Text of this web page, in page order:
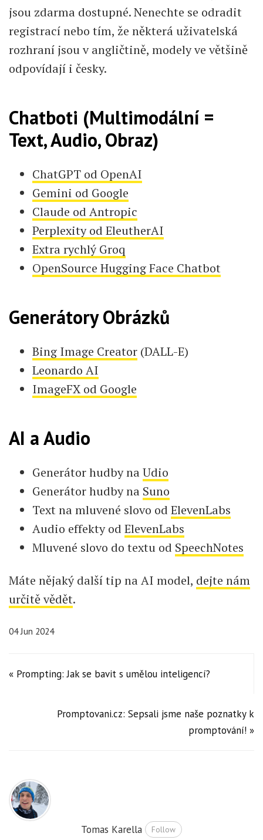
jsou zdarma dostupné. Nenechte se odradit
registrací nebo tím, že některá uživatelská
rozhraní jsou v angličtině, modely ve většině
odpovídají i česky.
Chatboti (Multimodální =
Text, Audio, Obraz)
ChatGPT od OpenAI
Gemini od Google
Claude od Antropic
Perplexity od EleutherAI
Extra rychlý Groq
OpenSource Hugging Face Chatbot
Generátory Obrázků
Bing Image Creator (DALL-E)
Leonardo AI
ImageFX od Google
AI a Audio
Generátor hudby na Udio
Generátor hudby na Suno
Text na mluvené slovo od ElevenLabs
Audio effekty od ElevenLabs
Mluvené slovo do textu od SpeechNotes
Máte nějaký další tip na AI model, dejte nám
určitě vědět.
04 Jun 2024
« Prompting: Jak se bavit s umělou inteligencí?
Promptovani.cz: Sepsali jsme naše poznatky k
promptování! »
Tomas Karella Follow